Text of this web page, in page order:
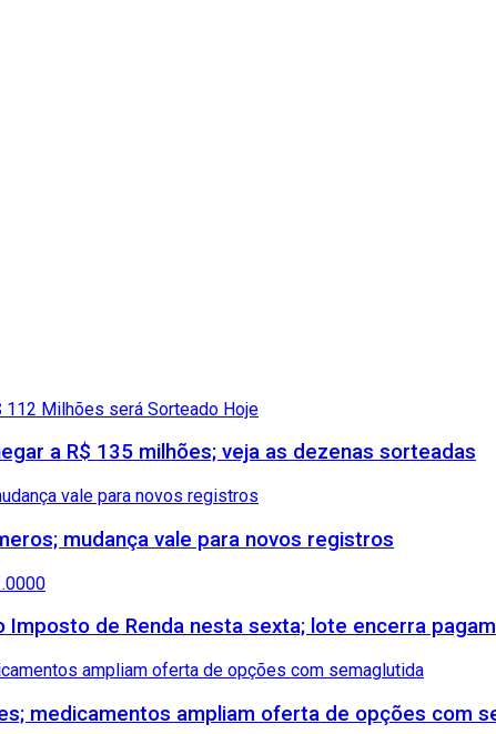
a R$ 135 milhões; veja as dezenas sorteadas
mudança vale para novos registros
de Renda nesta sexta; lote encerra
medicamentos ampliam oferta de opções com